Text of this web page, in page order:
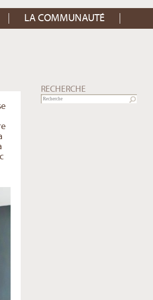
LA COMMUNAUTÉ
RECHERCHE